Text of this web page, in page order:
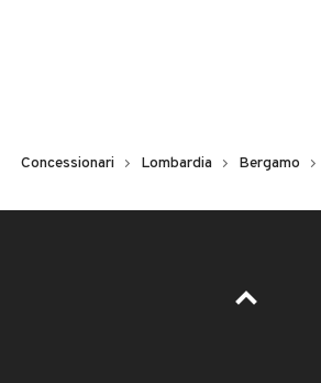
Concessionari Lombardia Bergamo